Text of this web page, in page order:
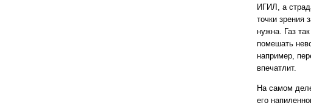
ИГИЛ, а
точки зрения
нужна. Газ
помешать
например,
впечатлит.
На самом
его